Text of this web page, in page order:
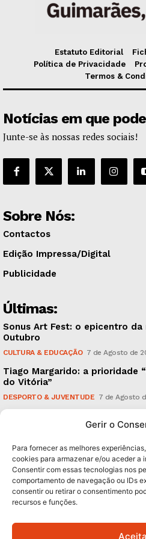
Gerir o
Para fornecer as melhores
cookies para armazenar e/ou aceder a
Consentir com essas tecnologias nos
comportamento de navegação ou IDs
consentir ou retirar o consentimento
recursos e funções.
Estatuto Editorial
Política de Privacidade
Termos &
Notícias em que
Junte-se às nossas redes sociais!
Sobre Nós:
Contactos
Edição Impressa/Digital
Publicidade
Últimas:
Sonus Art Fest: o epicentro da
Outubro
CULTURA & EDUCAÇÃO 7 de Agosto de
Tiago Margarido: a prioridade
do Vitória”
DESPORTO & JUVENTUDE 7 de Agosto
caudais e antecipa situações
Subscreva